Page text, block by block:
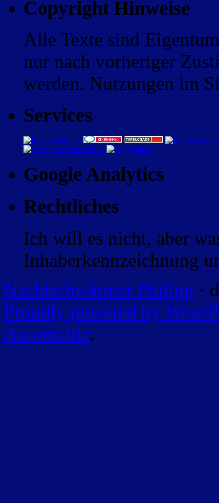
Copyright Hinweise
Alle Texte sind
nur nach vorheriger
werden. Nutzungen im
Services
Google Analytics
Rechtliches
Ich will es nicht, aber
Inhaberkennzeichnung
Nachtschwärmer Philipp ·
Proudly powered by
Automattic.